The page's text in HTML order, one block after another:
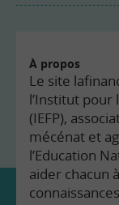
À propos
Le site
l’Institut pour
(IEFP),
mécénat et
l’Education
aider chacun